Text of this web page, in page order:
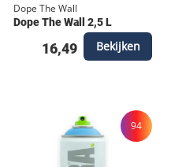
Dope The Wall
Dope The Wall 2,5 L
16,49 Bekijken
94